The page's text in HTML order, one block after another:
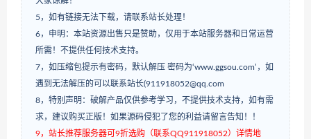
5，如有链接无法下载，请联系站长处理！
6，申明：本站资源出售只是赞助，仅用于本站服务器和日常运营
所需！不提供任何技术支持。
7，如压缩包提示有密码，默认解压 密码为‘www.ggsou.com’，如
遇到无法解压的可以联系站长(911918052@qq.com
8，特别声明：破解产品仅供参考学习，不提供技术支持，如有需
求，建议购买正版！如果源码侵犯了您的利益请留言告知！！
9，站长推荐服务器可9折选购（联系QQ911918052）详情地